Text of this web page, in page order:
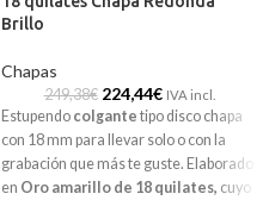
Brillo
Chapas
249,38€ 224,44€ IVA incl.
Estupendo colgante tipo disco chapa
con 18 mm para llevar solo o con la
grabación que más te guste. Elaborado
en Oro amarillo de 18 quilates, cuyo